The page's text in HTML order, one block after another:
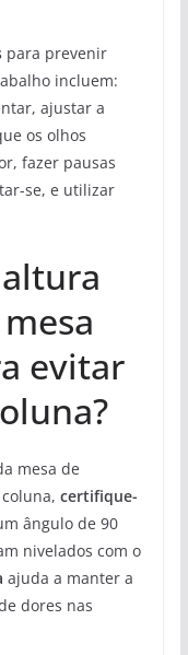
para prevenir
incluem:
ajustar a
os olhos
fazer pausas
se, e utilizar
evitar
mesa de
certifique-
ângulo de 90
nivelados com o
ajuda a manter a
dores nas